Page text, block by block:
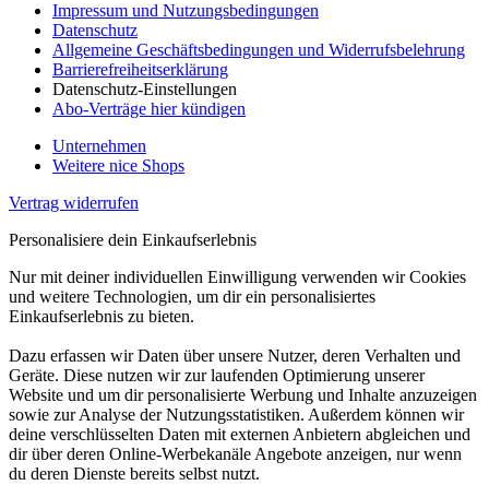
Impressum und Nutzungsbedingungen
Datenschutz
Allgemeine Geschäftsbedingungen und Widerrufsbelehrung
Barrierefreiheitserklärung
Datenschutz-Einstellungen
Abo-Verträge hier kündigen
Unternehmen
Weitere nice Shops
Vertrag widerrufen
Personalisiere dein Einkaufserlebnis
Nur mit deiner individuellen Einwilligung verwenden wir Cookies
und weitere Technologien, um dir ein personalisiertes
Einkaufserlebnis zu bieten.
Dazu erfassen wir Daten über unsere Nutzer, deren Verhalten und
Geräte. Diese nutzen wir zur laufenden Optimierung unserer
Website und um dir personalisierte Werbung und Inhalte anzuzeigen
sowie zur Analyse der Nutzungsstatistiken. Außerdem können wir
deine verschlüsselten Daten mit externen Anbietern abgleichen und
dir über deren Online-Werbekanäle Angebote anzeigen, nur wenn
du deren Dienste bereits selbst nutzt.